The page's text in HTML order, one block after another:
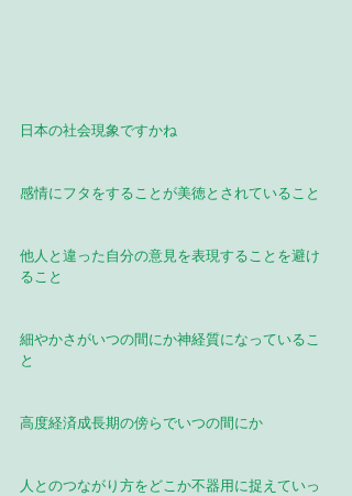
日本の社会現象ですかね
感情にフタをすることが美徳とされていること
他人と違った自分の意見を表現することを避け
ること
細やかさがいつの間にか神経質になっているこ
と
高度経済成長期の傍らでいつの間にか
人とのつながり方をどこか不器用に捉えていっ